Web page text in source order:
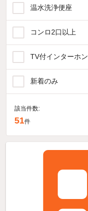
温水洗浄便座
コンロ2口以上
TV付インターホン
新着のみ
該当件数:
51件